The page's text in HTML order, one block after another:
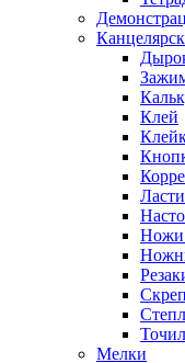
Клей
Ножи
Мелки